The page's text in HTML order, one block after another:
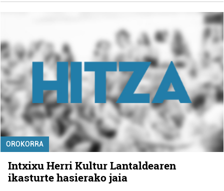
OROKORRA
Intxixu Herri Kultur Lantaldearen
ikasturte hasierako jaia